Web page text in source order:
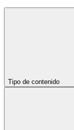
Tipo de contenido